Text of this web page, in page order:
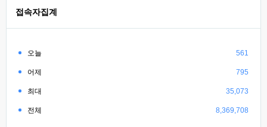
접속자집계
오늘 561
어제 795
최대 35,073
전체 8,369,708